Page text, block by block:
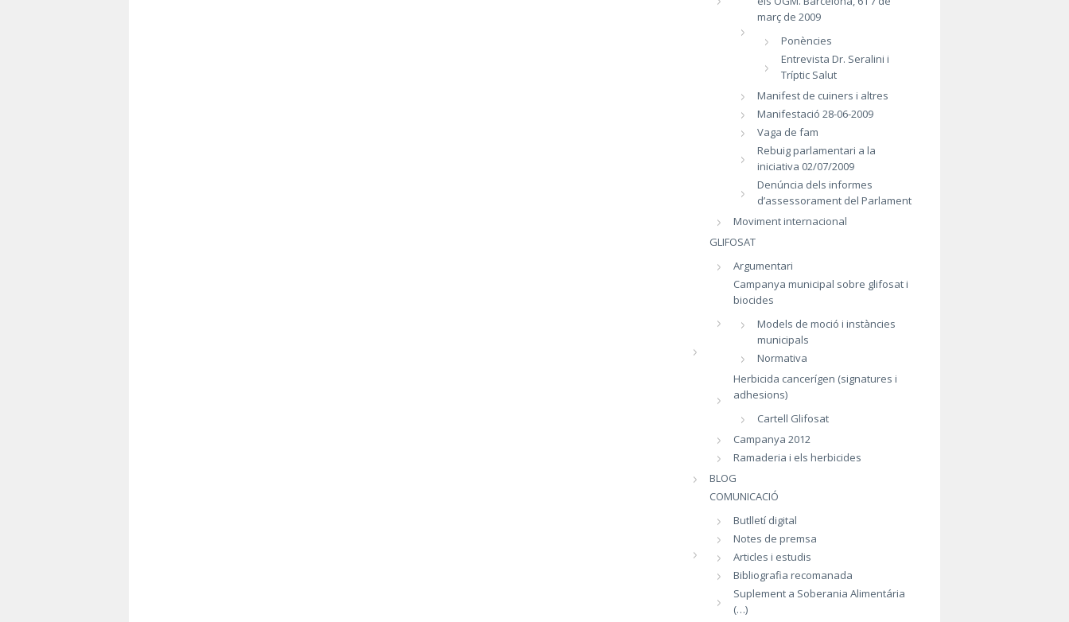
març de 2009
Ponències
Entrevista Dr. Seralini i
Tríptic Salut
Manifest de cuiners i altres
Manifestació 28-06-2009
Vaga de fam
Rebuig parlamentari a la
iniciativa 02/07/2009
Denúncia dels informes
d’assessorament del Parlament
Moviment internacional
GLIFOSAT
Argumentari
Campanya municipal sobre glifosat i
biocides
Models de moció i instàncies
municipals
Normativa
Herbicida cancerígen (signatures i
adhesions)
Cartell Glifosat
Campanya 2012
Ramaderia i els herbicides
BLOG
COMUNICACIÓ
Butlletí digital
Notes de premsa
Articles i estudis
Bibliografia recomanada
Suplement a Soberania Alimentária
(…)